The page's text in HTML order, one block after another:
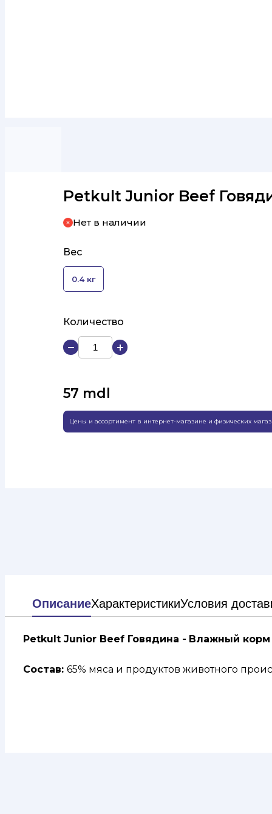
Petkult Junior Beef
Нет в наличии
Вес
0.4 кг
Количество
57 mdl
Цены и ассортимент в интернет-магазине и физических
ОписаниеХарактеристикиУсловия
Petkult Junior Beef Говядина - Влажный корм
Состав: 65% мяса и продуктов животного